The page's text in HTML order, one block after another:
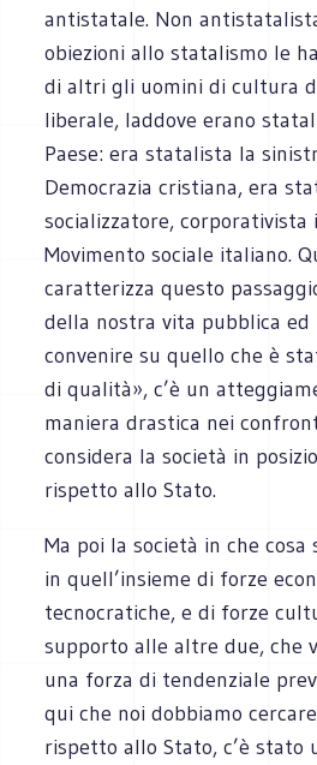
antistatale. Non
obiezioni allo statalismo le
di altri gli uomini di cultura
liberale, laddove erano
Paese: era statalista la
Democrazia cristiana, era
socializzatore, corporativista
Movimento sociale italiano.
caratterizza questo
della nostra vita pubblica ed
convenire su quello che è
di qualità», c’è un
maniera drastica nei
considera la società in
rispetto allo Stato.
Ma poi la società in che cosa
in quell’insieme di forze
tecnocratiche, e di forze
supporto alle altre due, che
una forza di tendenziale
qui che noi dobbiamo
rispetto allo Stato, c’è stato